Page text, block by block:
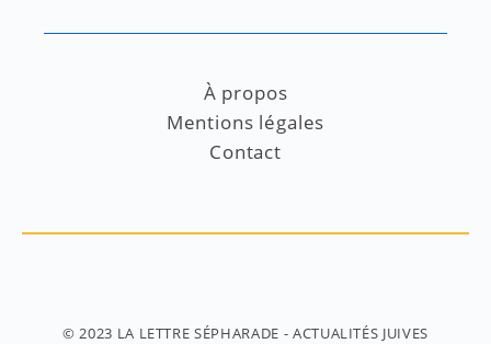
À propos
Mentions légales
Contact
© 2023 LA LETTRE SÉPHARADE - ACTUALITÉS JUIVES